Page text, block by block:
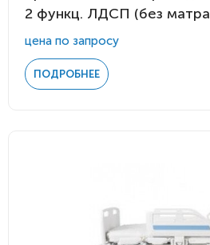
2 функц. ЛДСП (без
цена по запросу
ПОДРОБНЕЕ